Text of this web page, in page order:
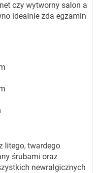
czy wytworny salon a
idealnie zda egzamin
litego, twardego
śrubami oraz
newralgicznych